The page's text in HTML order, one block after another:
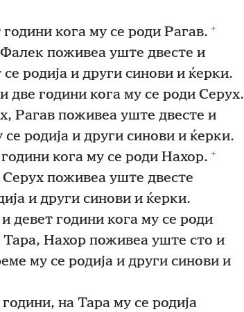
кога му се роди Рагав. +
поживеа уште двесте и
родија и други синови и ќерки.
две години кога му се роди Серух.
Рагав поживеа уште двесте и
родија и други синови и ќерки.
кога му се роди Нахор. +
поживеа уште двесте
и други синови и ќерки.
девет години кога му се роди
Нахор поживеа уште сто и
му се родија и други синови и
на Тара му се родија